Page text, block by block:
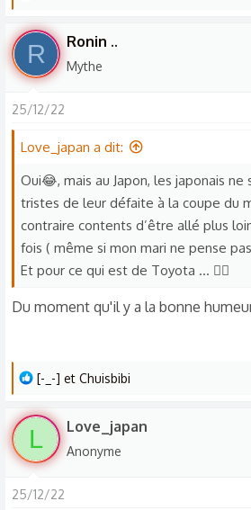
s
r
é
c
o
n
s
R Ronin ..
Mythe
25/12/22
Love_japan a dit:
Oui😂, mais au Japon, les japonais
tristes de leur défaite à la coupe du
contraire contents d’être allé plus
fois ( même si mon mari ne pense
Et pour ce qui est de Toyota … 🤷‍♀️
Du moment qu'il y a la bonne
L
s
é
c
[-_-] et Chuisbibi
L Love_japan
Anonyme
25/12/22